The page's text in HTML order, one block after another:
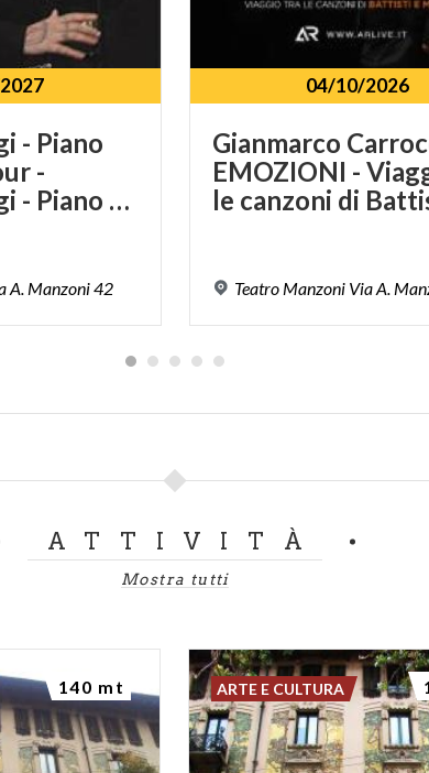
- Piano
-
Giordana Angi - Piano piano tour
A. Manzoni42
04/10/2026
Gianmarco
EMOZIONI -
Teatro Manzoni ViaA.
ATTIVITÀ
Mostra tutti
140 mt ARTE E CULTURA